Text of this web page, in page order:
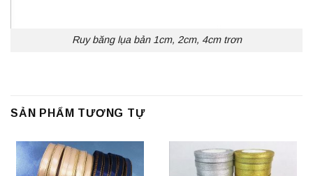
Ruy băng lụa bản 1cm, 2cm, 4cm trơn
SẢN PHẨM TƯƠNG TỰ